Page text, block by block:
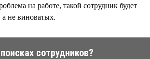
на работе, такой сотрудник будет
а не виноватых.
сотрудников?